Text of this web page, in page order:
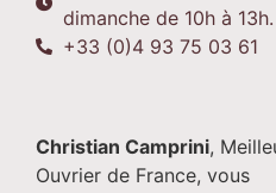
dimanche de 10h à
+33 (0)4 93 75 03 61
Christian Camprini,
Ouvrier de France, vous